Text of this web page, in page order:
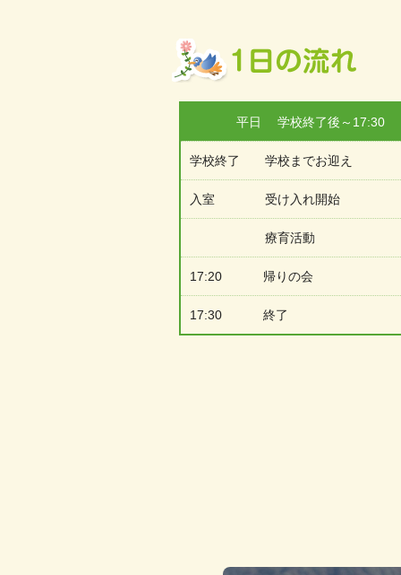
平日 学校終了後～17:30
学校終了 学校までお迎え
入室 受け入れ開始
療育活動
17:20 帰りの会
17:30 終了